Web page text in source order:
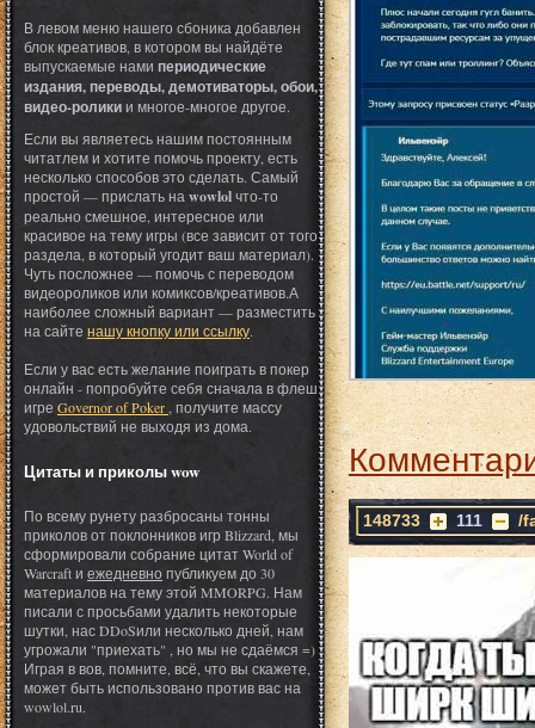
В левом меню нашего сбоника добавлен
блок креативов, в котором вы найдёте
выпускаемые нами периодические
издания, переводы, демотиваторы, обои,
видео-роликии многое-многое другое.
Если вы являетесь нашим постоянным
читатлем и хотите помочь проекту, есть
несколько способов это сделать. Самый
простой — прислать на wowlolчто-то
реально смешное, интересное или
красивое на тему игры (все зависит от того
раздела, в который угодит ваш материал).
Чуть посложнее — помочь с переводом
видеороликов или комиксов/креативов.А
наиболее сложный вариант — разместить
на сайте нашу кнопку или ссылку.
Если у вас есть желание поиграть в покер
онлайн - попробуйте себя сначала в флеш
игре Governor of Poker , получите массу
удовольствий не выходя из дома.
Цитаты и приколы wow
По всему рунету разбросаны тонны
приколов от поклонников игр Blizzard, мы
сформировали собрание цитат World of
Warcraft и ежедневно публикуем до 30
материалов на тему этой MMORPG. Нам
писали с просьбами удалить некоторые
шутки, нас DDoSили несколько дней, нам
угрожали "приехать" , но мы не сдаёмся =)
Играя в вов, помните, всё, что вы скажете,
может быть использовано против вас на
wowlol.ru.
148733 111 /